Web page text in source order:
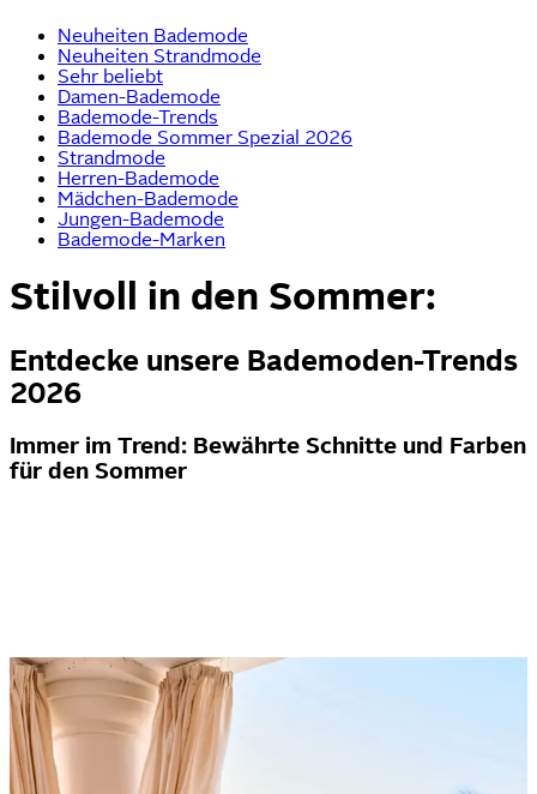
Neuheiten Bademode
Neuheiten Strandmode
Sehr beliebt
Damen-Bademode
Bademode-Trends
Bademode Sommer Spezial 2026
Strandmode
Herren-Bademode
Mädchen-Bademode
Jungen-Bademode
Bademode-Marken
Stilvoll in den Sommer:
Entdecke unsere Bademoden-Trends
2026
Immer im Trend: Bewährte Schnitte und Farben
für den Sommer